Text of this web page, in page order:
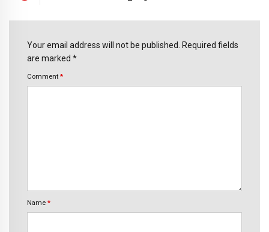
Your email address will not be published. Required fields
are marked *
Comment *
Name *